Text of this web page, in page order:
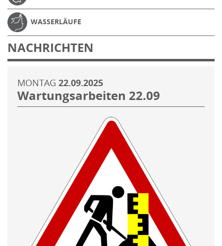
WASSERLÄUFE
NACHRICHTEN
MONTAG 22.09.2025
Wartungsarbeiten 22.09